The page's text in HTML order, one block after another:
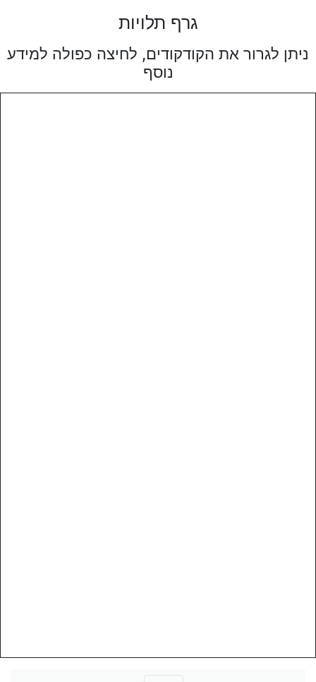
גרף תלויות
ניתן לגרור את הקודקודים, לחיצה כפולה למידע
נוסף